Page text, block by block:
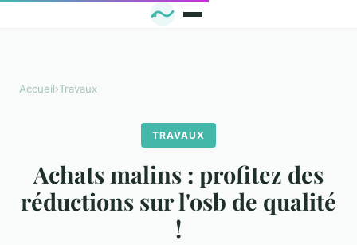
Accueil›Travaux
TRAVAUX
Achats malins : profitez des
réductions sur l'osb de qualité
!